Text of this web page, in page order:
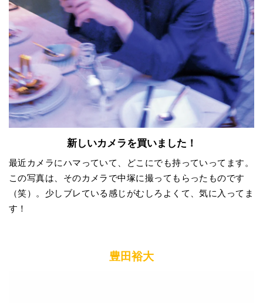
新しいカメラを買いました！
最近カメラにハマっていて、どこにでも持っていってます。
この写真は、そのカメラで中塚に撮ってもらったものです
（笑）。少しブレている感じがむしろよくて、気に入ってま
す！
豊田裕大